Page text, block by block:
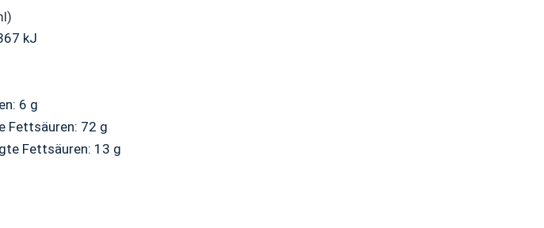
kJ
6 g
Fettsäuren: 72 g
Fettsäuren: 13 g